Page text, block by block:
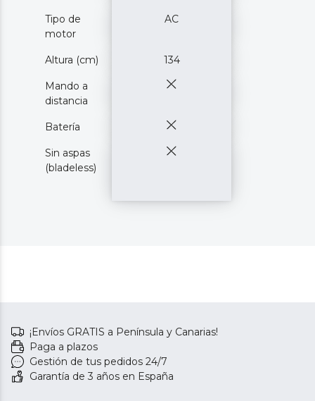
Tipo de
motor
AC
Altura (cm) 134
Mando a
distancia
Batería
Sin aspas
(bladeless)
¡Envíos GRATIS a Península y Canarias!
Paga a plazos
Gestión de tus pedidos 24/7
Garantía de 3 años en España